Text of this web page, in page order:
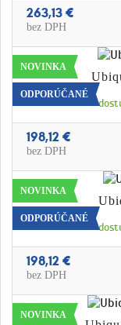
263,13 €
bez DPH
NOVINKA
ODPORÚČANÉ
198,12 €
bez DPH
NOVINKA
ODPORÚČANÉ
198,12 €
bez DPH
NOVINKA